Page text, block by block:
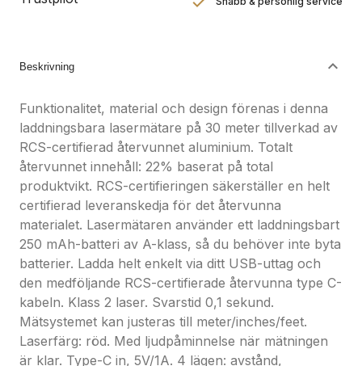
Beskrivning
Funktionalitet, material och design förenas i denna
laddningsbara lasermätare på 30 meter tillverkad av
RCS-certifierad återvunnet aluminium. Totalt
återvunnet innehåll: 22% baserat på total
produktvikt. RCS-certifieringen säkerställer en helt
certifierad leveranskedja för det återvunna
materialet. Lasermätaren använder ett laddningsbart
250 mAh-batteri av A-klass, så du behöver inte byta
batterier. Ladda helt enkelt via ditt USB-uttag och
den medföljande RCS-certifierade återvunna type C-
kabeln. Klass 2 laser. Svarstid 0,1 sekund.
Mätsystemet kan justeras till meter/inches/feet.
Laserfärg: röd. Med ljudpåminnelse när mätningen
är klar. Type-C in, 5V/1A. 4 lägen: avstånd,